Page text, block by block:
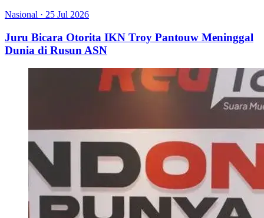
Nasional · 25 Jul 2026
Juru Bicara Otorita IKN Troy Pantouw Meninggal
Dunia di Rusun ASN